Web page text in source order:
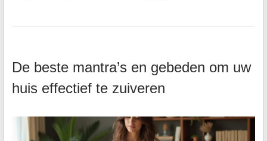
De beste mantra’s en gebeden om uw
huis effectief te zuiveren